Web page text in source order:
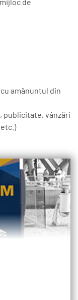
amănuntul din
publicitate, vânzări